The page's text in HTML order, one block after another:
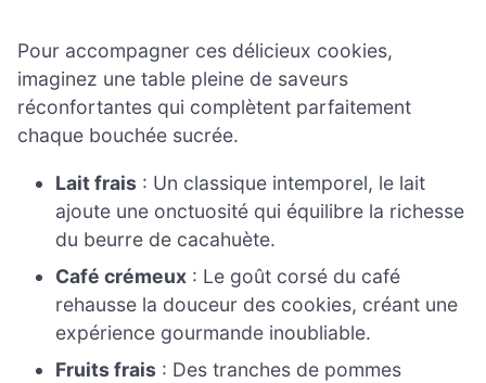
Pour accompagner ces délicieux cookies,
imaginez une table pleine de saveurs
réconfortantes qui complètent parfaitement
chaque bouchée sucrée.
Lait frais : Un classique intemporel, le lait
ajoute une onctuosité qui équilibre la richesse
du beurre de cacahuète.
Café crémeux : Le goût corsé du café
rehausse la douceur des cookies, créant une
expérience gourmande inoubliable.
Fruits frais : Des tranches de pommes